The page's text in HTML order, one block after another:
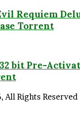
Requiem
Torrent
32 bit Pre-
Rights Reserved